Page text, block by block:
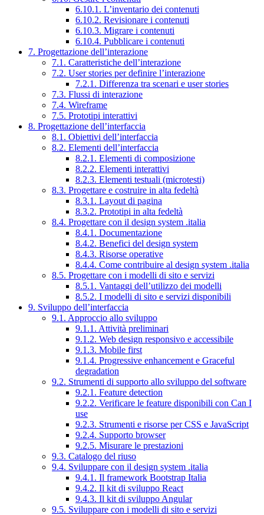
6.10.1. L’inventario dei contenuti
6.10.2. Revisionare i contenuti
6.10.3. Migrare i contenuti
6.10.4. Pubblicare i contenuti
7. Progettazione dell’interazione
7.1. Caratteristiche dell’interazione
7.2. User stories per definire l’interazione
7.2.1. Differenza tra scenari e user stories
7.3. Flussi di interazione
7.4. Wireframe
7.5. Prototipi interattivi
8. Progettazione dell’interfaccia
8.1. Obiettivi dell’interfaccia
8.2. Elementi dell’interfaccia
8.2.1. Elementi di composizione
8.2.2. Elementi interattivi
8.2.3. Elementi testuali (microtesti)
8.3. Progettare e costruire in alta fedeltà
8.3.1. Layout di pagina
8.3.2. Prototipi in alta fedeltà
8.4. Progettare con il design system .italia
8.4.1. Documentazione
8.4.2. Benefici del design system
8.4.3. Risorse operative
8.4.4. Come contribuire al design system .italia
8.5. Progettare con i modelli di sito e servizi
8.5.1. Vantaggi dell’utilizzo dei modelli
8.5.2. I modelli di sito e servizi disponibili
9. Sviluppo dell’interfaccia
9.1. Approccio allo sviluppo
9.1.1. Attività preliminari
9.1.2. Web design responsivo e accessibile
9.1.3. Mobile first
9.1.4. Progressive enhancement e Graceful
degradation
9.2. Strumenti di supporto allo sviluppo del software
9.2.1. Feature detection
9.2.2. Verificare le feature disponibili con Can I
use
9.2.3. Strumenti e risorse per CSS e JavaScript
9.2.4. Supporto browser
9.2.5. Misurare le prestazioni
9.3. Catalogo del riuso
9.4. Sviluppare con il design system .italia
9.4.1. Il framework Bootstrap Italia
9.4.2. Il kit di sviluppo React
9.4.3. Il kit di sviluppo Angular
9.5. Sviluppare con i modelli di sito e servizi